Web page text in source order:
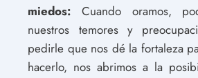
miedos: Cuando oramos,
nuestros temores y
pedirle que nos dé la fortaleza
hacerlo, nos abrimos a la